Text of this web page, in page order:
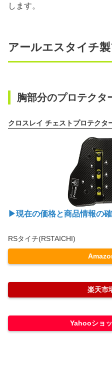
します。
アールエスタイチ
胸部分のプロテクタ
クロスレイ チェストプロテクタ
▶現在の価格と商品情報の
RSタイチ(RSTAICHI)
楽天市
Yahooショ